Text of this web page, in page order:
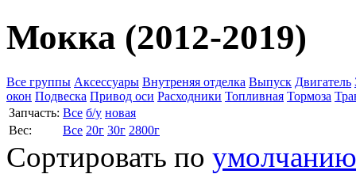
Мокка (2012-2019)
Все группы Аксессуары Внутреняя отделка Выпуск Двигатель
окон Подвеска Привод оси Расходники Топливная Тормоза
Запчасть: Все б/у новая
Вес:
Все 20г 30г 2800г
Сортировать по умолчанию